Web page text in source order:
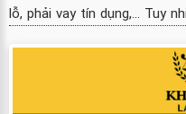
lỗ, phải vay tín dụng,... Tuy